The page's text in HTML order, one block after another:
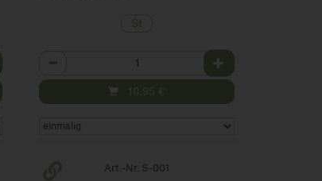
St
Anzahl
10,95 €
Art.-Nr. S-001